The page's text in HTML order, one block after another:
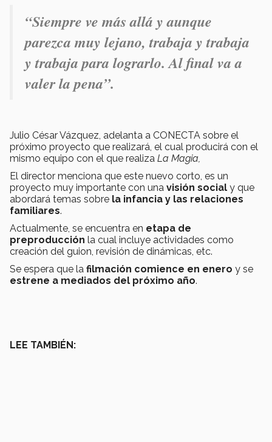
“Siempre ve más allá y aunque
parezca muy lejano, trabaja y trabaja
y trabaja para lograrlo. Al final va a
valer la pena”.
Julio César Vázquez, adelanta a CONECTA sobre el
próximo proyecto que realizará, el cual producirá con el
mismo equipo con el que realiza La Magia,
El director menciona que este nuevo corto, es un
proyecto muy importante con una visión social y que
abordará temas sobre la infancia y las relaciones
familiares.
Actualmente, se encuentra en etapa de
preproducción la cual incluye actividades como
creación del guion, revisión de dinámicas, etc.
Se espera que la filmación comience en enero y se
estrene a mediados del próximo año.
LEE TAMBIÉN: